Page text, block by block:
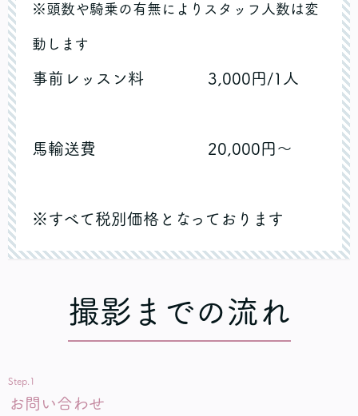
※頭数や騎乗の有無によりスタッフ人数は変
動します
事前レッスン料 3,000円/1人
馬輸送費 20,000円～
※すべて税別価格となっております
撮影までの流れ
Step.1
お問い合わせ